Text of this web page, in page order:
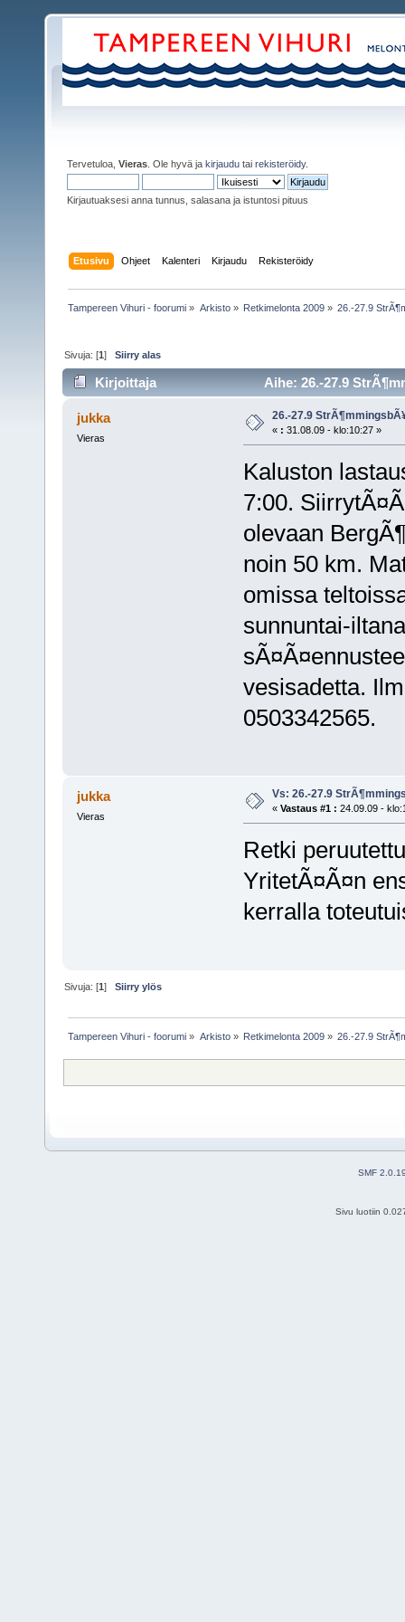
Tervetuloa, Vieras . Ole hyvä ja kirjaudu tai rekisteröidy.
Kirjautuaksesi anna tunnus, salasana ja istuntosi pituus
Etusivu Ohjeet Kalenteri Kirjaudu Rekisteröidy
Tampereen Vihuri - foorumi » Arkisto» Retkimelonta 2009» 26.-27.9
Sivuja: [1]Siirry alas
Kirjoittaja Aihe: 26.-27.9
jukka
Vieras
26.-27.9
« : 31.08.09 - klo:10:27 »
Kaluston
7:00.
olevaan
noin 50 km.
omissa
sunnuntai-
vesisadetta.
0503342565.
jukka
Vieras
Vs: 26.-27.9
« Vastaus #1 : 24.09.09 -
Retki
YritetÃ¤Ã¤n
kerralla
Sivuja: [1]Siirry ylös
Tampereen Vihuri - foorumi » Arkisto» Retkimelonta 2009» 26.-27.9
SMF
Sivu luotiin